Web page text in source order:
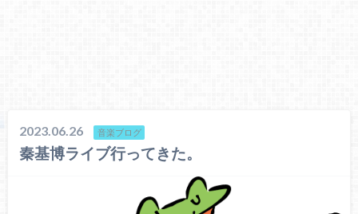
2023.06.26 音楽ブログ
秦基博ライブ行ってきた。